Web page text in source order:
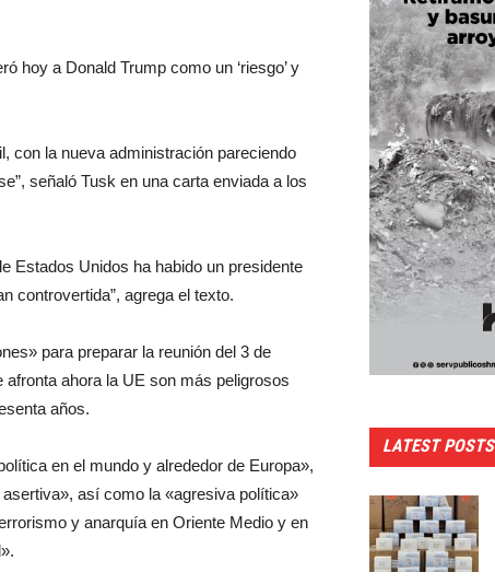
hoy a Donald Trump como un ‘riesgo’ y
con la nueva administración pareciendo
señaló Tusk en una carta enviada a los
Estados Unidos ha habido un presidente
controvertida”, agrega el texto.
para preparar la reunión del 3 de
ahora la UE son más peligrosos
años.
en el mundo y alrededor de Europa»,
así como la «agresiva política»
y anarquía en Oriente Medio y en
LATEST POSTS